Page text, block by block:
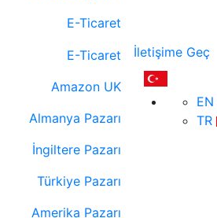
E-Ticaret
E-Ticaret
Amazon UK
Almanya Pazarı
İngiltere Pazarı
Türkiye Pazarı
Amerika Pazarı
İletişime Geç
EN
TR